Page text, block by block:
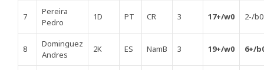
7
Pereira
Pedro
1D PT CR 3 17+/w0 2-/b0
8
Dominguez
Andres
2K ES NamB 3 19+/w0 6+/